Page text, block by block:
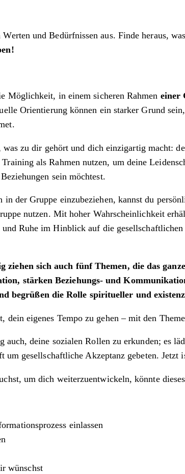
Werten und Bedürfnissen aus. Finde heraus,
Möglichkeit, in einem sicheren Rahmen einer
Orientierung können ein starker Grund
zu dir gehört und dich einzigartig macht:
als Rahmen nutzen, um deine
sein möchtest.
der Gruppe einzubeziehen, kannst du
nutzen. Mit hoher Wahrscheinlichkeit
Ruhe im Hinblick auf die
sich auch fünf Themen, die das
stärken Beziehungs- und
begrüßen die Rolle spiritueller und
dein eigenes Tempo zu gehen – mit den
deine sozialen Rollen zu erkunden; es
gesellschaftliche Akzeptanz gebeten. Jetzt
um dich weiterzuentwickeln, könnte
einlassen
wünschst